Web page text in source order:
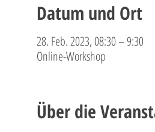
Datum und Ort
28. Feb. 2023, 08:30 – 9:30
Online-Workshop
Über die